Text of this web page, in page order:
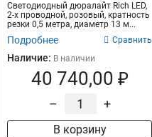
Светодиодный дюралайт Rich LED,
2-х проводной, розовый, кратность
резки 0,5 метра, диаметр 13 м...
Подробнее Сравнить
Наличие: В наличии
40 740,00 ₽
– +
В корзину